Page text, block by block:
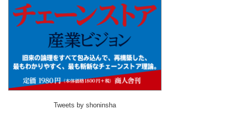
Tweets by shoninsha